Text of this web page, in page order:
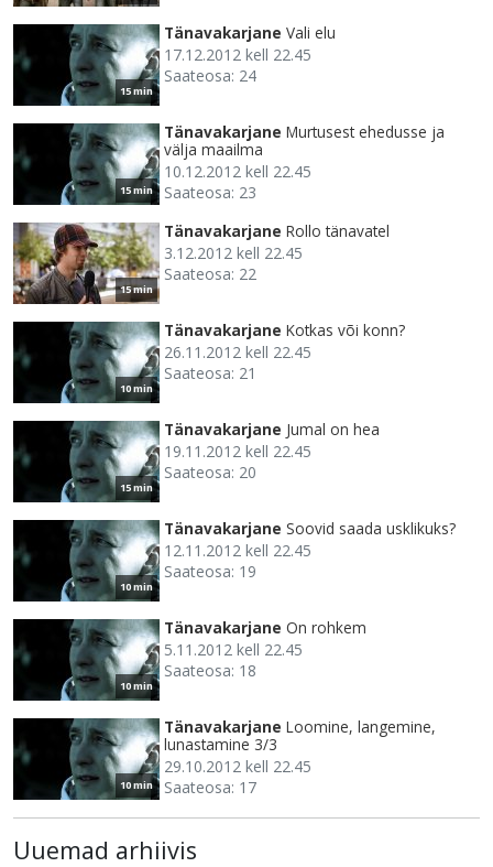
15 min
Tänavakarjane Vali elu
17.12.2012 kell 22.45
Saateosa: 24
15 min
Tänavakarjane Murtusest ehedusse ja
välja maailma
10.12.2012 kell 22.45
Saateosa: 23
15 min
Tänavakarjane Rollo tänavatel
3.12.2012 kell 22.45
Saateosa: 22
10 min
Tänavakarjane Kotkas või konn?
26.11.2012 kell 22.45
Saateosa: 21
15 min
Tänavakarjane Jumal on hea
19.11.2012 kell 22.45
Saateosa: 20
10 min
Tänavakarjane Soovid saada usklikuks?
12.11.2012 kell 22.45
Saateosa: 19
10 min
Tänavakarjane On rohkem
5.11.2012 kell 22.45
Saateosa: 18
10 min
Tänavakarjane Loomine, langemine,
lunastamine 3/3
29.10.2012 kell 22.45
Saateosa: 17
Uuemad arhiivis